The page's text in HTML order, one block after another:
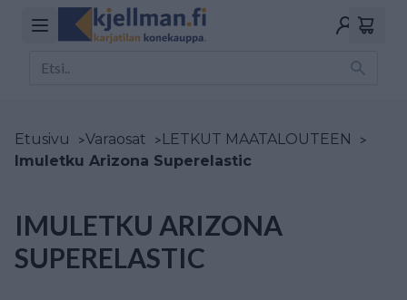
Etusivu >Varaosat >LETKUT MAATALOUTEEN
>
Imuletku Arizona Superelastic
IMULETKU ARIZONA
SUPERELASTIC